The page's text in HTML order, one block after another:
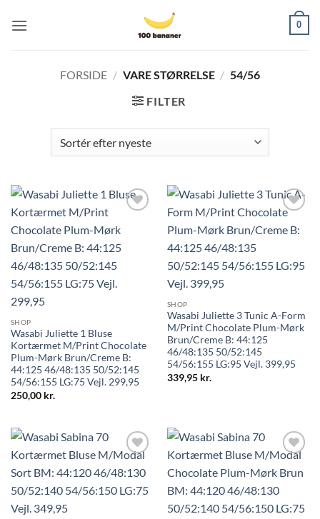
0
FORSIDE / VARE STØRRELSE / 54/56
FILTER
SHOP
Wasabi Juliette 1 Bluse
Kortærmet M/Print Chocolate
Plum-Mørk Brun/Creme B:
44:125 46/48:135 50/52:145
54/56:155 LG:75 Vejl. 299,95
250,00 kr.
SHOP
Wasabi Juliette 3 Tunic A-Form
M/Print Chocolate Plum-Mørk
Brun/Creme B: 44:125
46/48:135 50/52:145
54/56:155 LG:95 Vejl. 399,95
339,95 kr.